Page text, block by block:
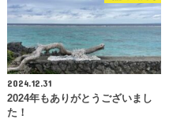
2024.12.31
2024年もありがとうございまし
た！